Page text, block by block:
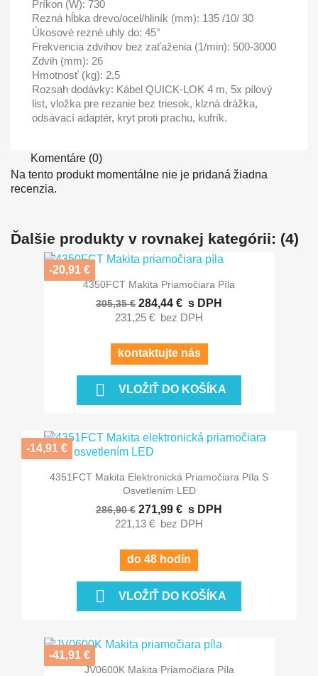
Príkon (W): 730
Rezná hĺbka drevo/ocel/hliník (mm): 135 /10/ 30
Úkosové rezné uhly do: 45°
Frekvencia zdvihov bez zaťaženia (1/min): 500-3000
Zdvih (mm): 26
Hmotnosť (kg): 2,5
Rozsah dodávky: Kábel QUICK-LOK 4 m, 5x pílový
list, vložka pre rezanie bez triesok, klzná drážka,
odsávací adaptér, kryt proti prachu, kufrík.
Komentáre (0)
Na tento produkt momentálne nie je pridaná žiadna
recenzia.
Ďalšie produkty v rovnakej kategórii: (4)
4350FCT Makita Priamočiara Píla
305,35 € 284,44 € s DPH
231,25 € bez DPH
kontaktujte nás
 VLOŽIŤ DO KOŠÍKA
-20,91 €
4351FCT Makita Elektronická Priamočiara Píla S
Osvetlením LED
286,90 € 271,99 € s DPH
221,13 € bez DPH
do 48 hodín
 VLOŽIŤ DO KOŠÍKA
-14,91 €
JV0600K Makita Priamočiara Píla
-41,91 €